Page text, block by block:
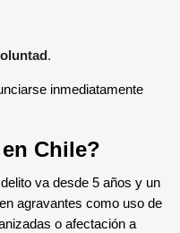
.
inmediatamente
Chile?
va desde 5 años y un
agravantes como uso de
o afectación a